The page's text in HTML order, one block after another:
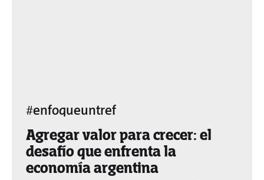
#enfoqueuntref
Agregar valor para crecer: el
desafío que enfrenta la
economía argentina